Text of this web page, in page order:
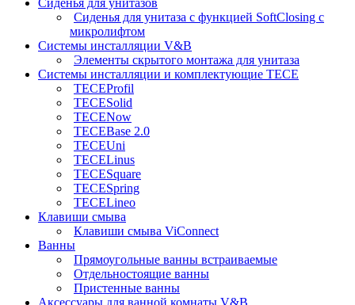
Сиденья для унитазов
Сиденья для унитаза с функцией SoftClosing с
микролифтом
Системы инсталляции V&B
Элементы скрытого монтажа для унитаза
Системы инсталляции и комплектующие TECE
TECEProfil
TECESolid
TECENow
TECEBase 2.0
TECEUni
TECELinus
TECESquare
TECESpring
TECELineo
Клавиши смыва
Клавиши смыва ViConnect
Ванны
Прямоугольные ванны встраиваемые
Отдельностоящие ванны
Пристенные ванны
Аксессуары для ванной комнаты V&B